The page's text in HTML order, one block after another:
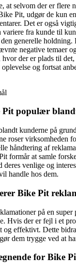
at selvom der er flere
Pit, udgør de kun
Det er også
variere fra kunde til
generelle
negative temaer
hvor der er plads til
og fortsat
populær
kunderne på
roser virksomheden
håndtering af
formår at samle
venlige og
handle hos dem.
Bike Pit
på en
Hvis der er fejl i et
og effektivt. Dette
dem trygge ved at
for Bike